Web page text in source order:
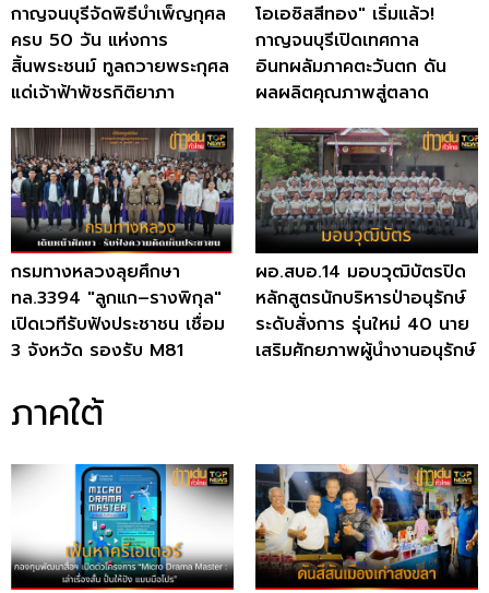
กาญจนบุรีจัดพิธีบำเพ็ญกุศล
ครบ 50 วัน แห่งการ
สิ้นพระชนม์ ทูลถวายพระกุศล
แด่เจ้าฟ้าพัชรกิติยาภา
โอเอซิสสีทอง" เริ่มแล้ว!
กาญจนบุรีเปิดเทศกาล
อินทผลัมภาคตะวันตก ดัน
ผลผลิตคุณภาพสู่ตลาด
กรมทางหลวงลุยศึกษา
ทล.3394 "ลูกแก–รางพิกุล"
เปิดเวทีรับฟังประชาชน เชื่อม
3 จังหวัด รองรับ M81
ผอ.สบอ.14 มอบวุฒิบัตรปิด
หลักสูตรนักบริหารป่าอนุรักษ์
ระดับสั่งการ รุ่นใหม่ 40 นาย
เสริมศักยภาพผู้นำงานอนุรักษ์
ภาคใต้